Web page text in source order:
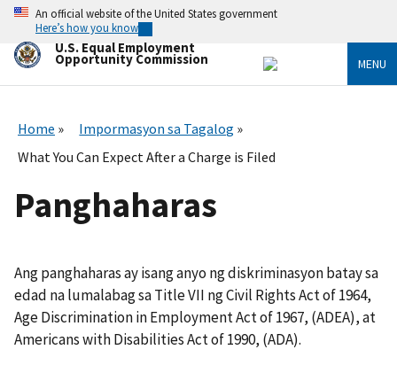
Skip
main
content
An official website of the United States government
Here’s how you know
U.S. Equal Employment
Opportunity Commission MENU
Home
Impormasyon sa Tagalog
What You Can Expect After a Charge is Filed
Panghaharas
Ang panghaharas ay isang anyo ng diskriminasyon batay sa
edad na lumalabag sa Title VII ng Civil Rights Act of 1964,
Age Discrimination in Employment Act of 1967, (ADEA), at
Americans with Disabilities Act of 1990, (ADA).